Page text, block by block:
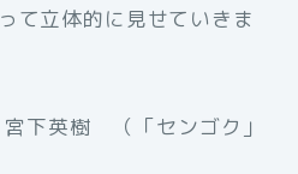
て立体的に見せていきま
下英樹 （「センゴク」